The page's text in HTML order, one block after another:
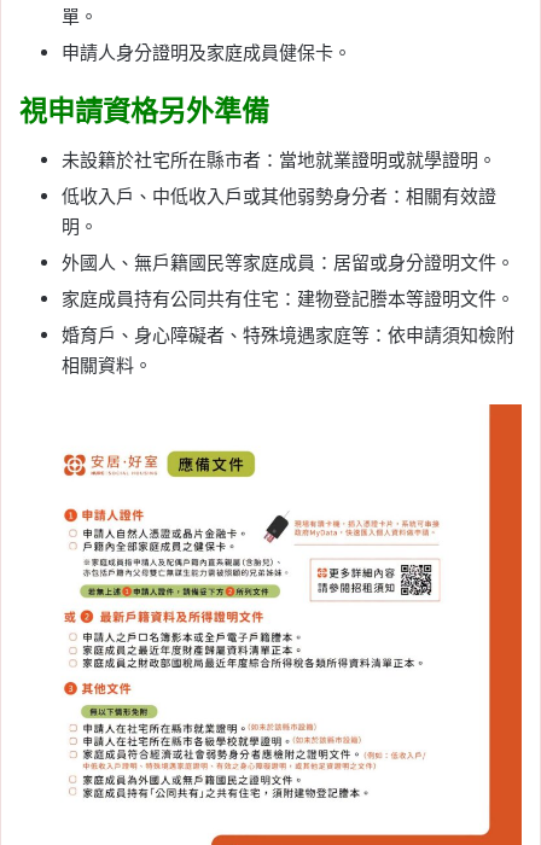
單。
申請人身分證明及家庭成員健保卡。
視申請資格另外準備
未設籍於社宅所在縣市者：當地就業證明或就學證明。
低收入戶、中低收入戶或其他弱勢身分者：相關有效證
明。
外國人、無戶籍國民等家庭成員：居留或身分證明文件。
家庭成員持有公同共有住宅：建物登記謄本等證明文件。
婚育戶、身心障礙者、特殊境遇家庭等：依申請須知檢附
相關資料。